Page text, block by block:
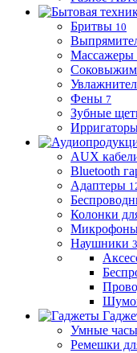
Бритвы 10
Массажеры
Фены 7
Зубные
AUX
Bluetooth
Адаптеры
Колонки
Наушники
Умные часы
Ремешки